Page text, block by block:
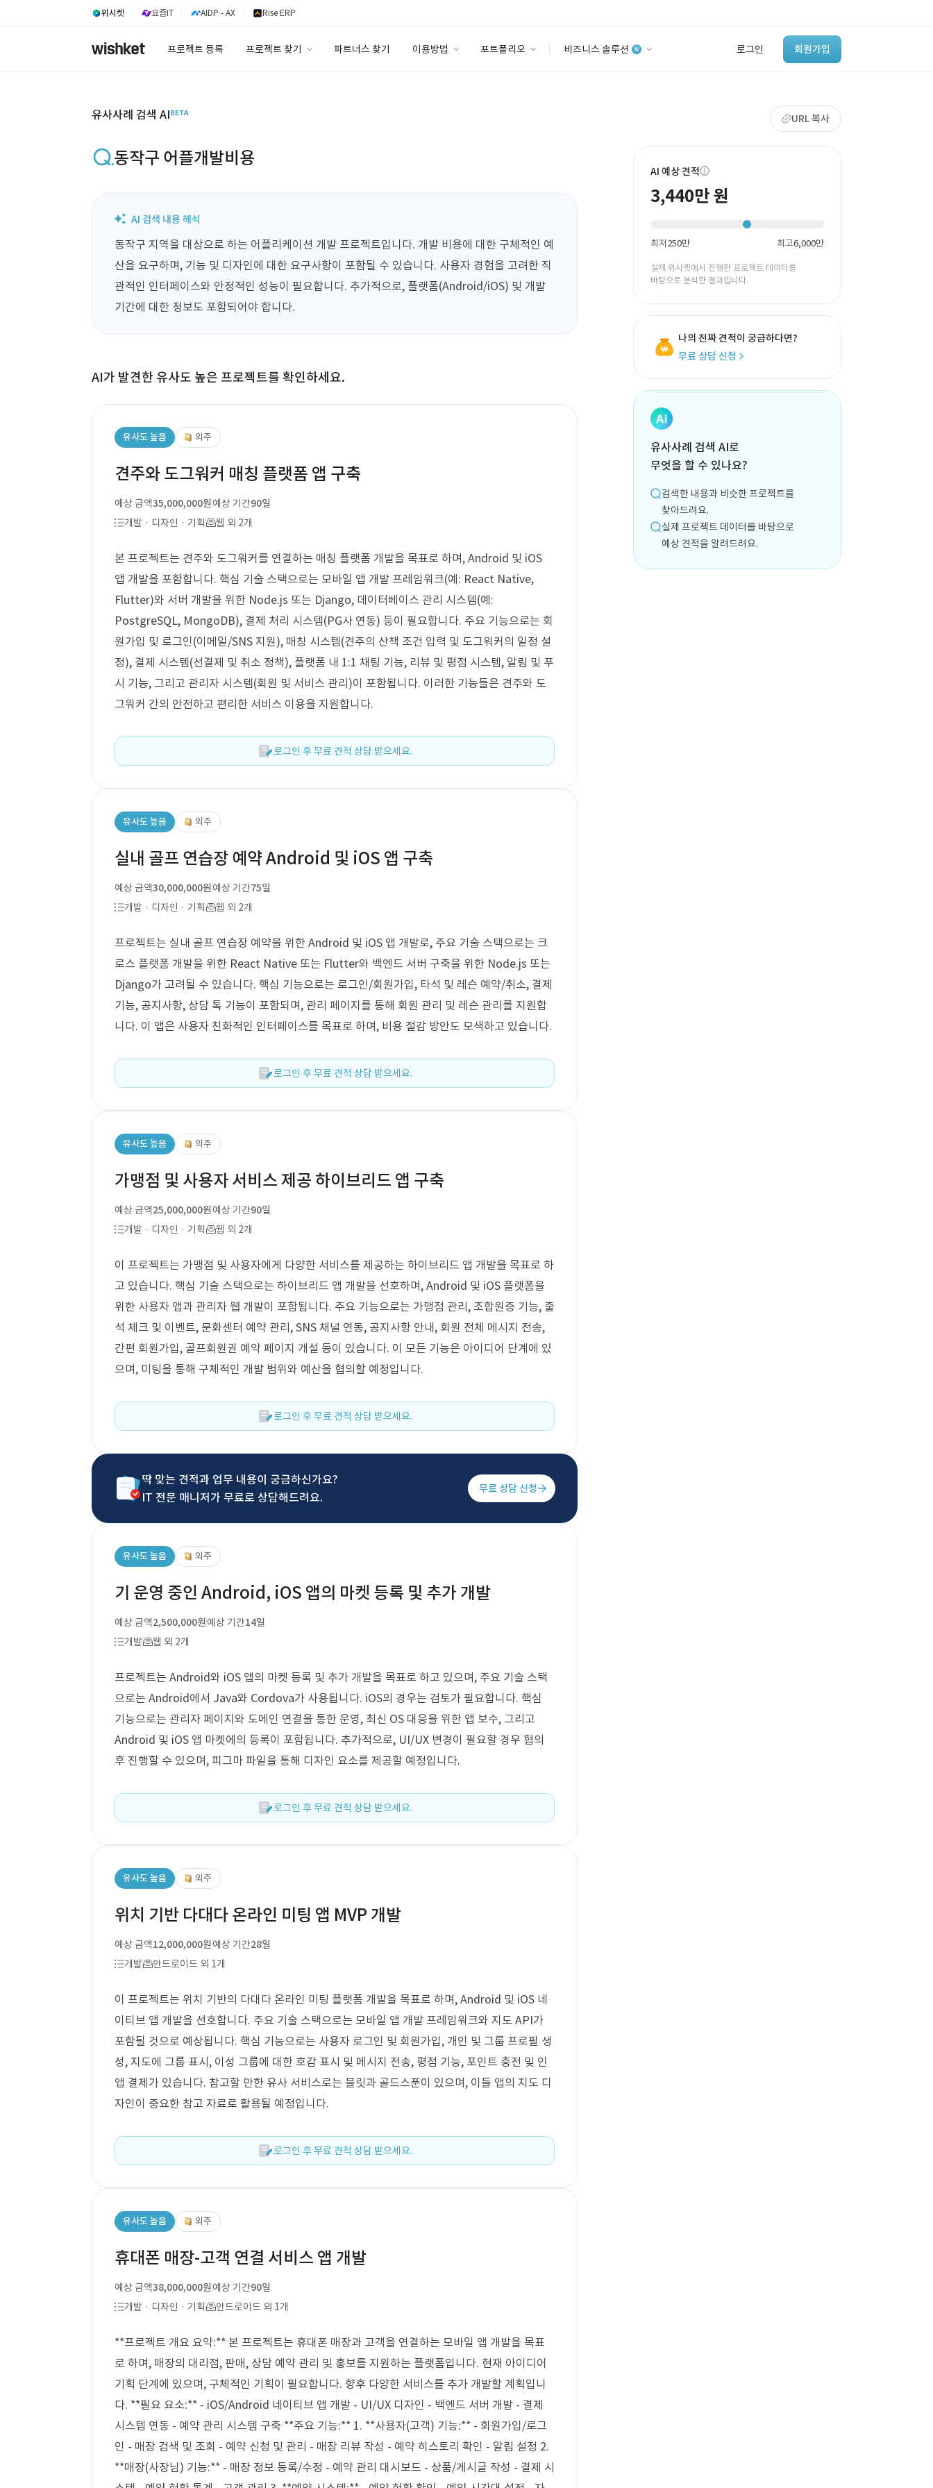
위시켓 요즘IT AIDP - AX Rise ERP
프로젝트 등록 프로젝트 찾기 파트너스 찾기 이용방법 포트폴리오 비즈니스 솔루션 로그인 회원가입
‘이런 거’ 만들어본
개발 회사 있어?
바로가기
유사사례 검색 AI URL 복사
동작구 어플개발비용
동작구 지역을 대상으로 하는 어플리케이션 개발 프로젝트입니다. 개발 비용에 대한 구체적인 예
산을 요구하며, 기능 및 디자인에 대한 요구사항이 포함될 수 있습니다. 사용자 경험을 고려한 직
관적인 인터페이스와 안정적인 성능이 필요합니다. 추가적으로, 플랫폼(Android/iOS) 및 개발
기간에 대한 정보도 포함되어야 합니다.
AI가 발견한 유사도 높은 프로젝트를 확인하세요.
유사도 높음 외주
견주와 도그워커 매칭 플랫폼 앱 구축
예상 금액35,000,000원예상 기간90일
개발 · 디자인 · 기획
웹 외 2개
본 프로젝트는 견주와 도그워커를 연결하는 매칭 플랫폼 개발을 목표로 하며, Android 및 iOS
앱 개발을 포함합니다. 핵심 기술 스택으로는 모바일 앱 개발 프레임워크(예: React Native,
Flutter)와 서버 개발을 위한 Node.js 또는 Django, 데이터베이스 관리 시스템(예:
PostgreSQL, MongoDB), 결제 처리 시스템(PG사 연동) 등이 필요합니다. 주요 기능으로는 회
원가입 및 로그인(이메일/SNS 지원), 매칭 시스템(견주의 산책 조건 입력 및 도그워커의 일정 설
정), 결제 시스템(선결제 및 취소 정책), 플랫폼 내 1:1 채팅 기능, 리뷰 및 평점 시스템, 알림 및 푸
시 기능, 그리고 관리자 시스템(회원 및 서비스 관리)이 포함됩니다. 이러한 기능들은 견주와 도
그워커 간의 안전하고 편리한 서비스 이용을 지원합니다.
로그인 후 무료 견적 상담 받으세요.
유사도 높음 외주
실내 골프 연습장 예약 Android 및 iOS 앱 구축
예상 금액30,000,000원예상 기간75일
개발 · 디자인 · 기획
웹 외 2개
프로젝트는 실내 골프 연습장 예약을 위한 Android 및 iOS 앱 개발로, 주요 기술 스택으로는 크
로스 플랫폼 개발을 위한 React Native 또는 Flutter와 백엔드 서버 구축을 위한 Node.js 또는
Django가 고려될 수 있습니다. 핵심 기능으로는 로그인/회원가입, 타석 및 레슨 예약/취소, 결제
기능, 공지사항, 상담 톡 기능이 포함되며, 관리 페이지를 통해 회원 관리 및 레슨 관리를 지원합
니다. 이 앱은 사용자 친화적인 인터페이스를 목표로 하며, 비용 절감 방안도 모색하고 있습니다.
로그인 후 무료 견적 상담 받으세요.
유사도 높음 외주
가맹점 및 사용자 서비스 제공 하이브리드 앱 구축
예상 금액25,000,000원예상 기간90일
개발 · 디자인 · 기획
웹 외 2개
이 프로젝트는 가맹점 및 사용자에게 다양한 서비스를 제공하는 하이브리드 앱 개발을 목표로 하
고 있습니다. 핵심 기술 스택으로는 하이브리드 앱 개발을 선호하며, Android 및 iOS 플랫폼을
위한 사용자 앱과 관리자 웹 개발이 포함됩니다. 주요 기능으로는 가맹점 관리, 조합원증 기능, 출
석 체크 및 이벤트, 문화센터 예약 관리, SNS 채널 연동, 공지사항 안내, 회원 전체 메시지 전송,
간편 회원가입, 골프회원권 예약 페이지 개설 등이 있습니다. 이 모든 기능은 아이디어 단계에 있
으며, 미팅을 통해 구체적인 개발 범위와 예산을 협의할 예정입니다.
로그인 후 무료 견적 상담 받으세요.
딱 맞는 견적과 업무 내용이 궁금하신가요?
IT 전문 매니저가 무료로 상담해드려요.
무료 상담 신청
유사도 높음 외주
기 운영 중인 Android, iOS 앱의 마켓 등록 및 추가 개발
예상 금액2,500,000원예상 기간14일
개발
웹 외 2개
프로젝트는 Android와 iOS 앱의 마켓 등록 및 추가 개발을 목표로 하고 있으며, 주요 기술 스택
으로는 Android에서 Java와 Cordova가 사용됩니다. iOS의 경우는 검토가 필요합니다. 핵심
기능으로는 관리자 페이지와 도메인 연결을 통한 운영, 최신 OS 대응을 위한 앱 보수, 그리고
Android 및 iOS 앱 마켓에의 등록이 포함됩니다. 추가적으로, UI/UX 변경이 필요할 경우 협의
후 진행할 수 있으며, 피그마 파일을 통해 디자인 요소를 제공할 예정입니다.
로그인 후 무료 견적 상담 받으세요.
유사도 높음 외주
위치 기반 다대다 온라인 미팅 앱 MVP 개발
예상 금액12,000,000원예상 기간28일
개발
안드로이드 외 1개
이 프로젝트는 위치 기반의 다대다 온라인 미팅 플랫폼 개발을 목표로 하며, Android 및 iOS 네
이티브 앱 개발을 선호합니다. 주요 기술 스택으로는 모바일 앱 개발 프레임워크와 지도 API가
포함될 것으로 예상됩니다. 핵심 기능으로는 사용자 로그인 및 회원가입, 개인 및 그룹 프로필 생
성, 지도에 그룹 표시, 이성 그룹에 대한 호감 표시 및 메시지 전송, 평점 기능, 포인트 충전 및 인
앱 결제가 있습니다. 참고할 만한 유사 서비스로는 블릿과 골드스푼이 있으며, 이들 앱의 지도 디
자인이 중요한 참고 자료로 활용될 예정입니다.
로그인 후 무료 견적 상담 받으세요.
유사도 높음 외주
휴대폰 매장-고객 연결 서비스 앱 개발
예상 금액38,000,000원예상 기간90일
개발 · 디자인 · 기획
안드로이드 외 1개
**프로젝트 개요 요약:** 본 프로젝트는 휴대폰 매장과 고객을 연결하는 모바일 앱 개발을 목표
로 하며, 매장의 대리점, 판매, 상담 예약 관리 및 홍보를 지원하는 플랫폼입니다. 현재 아이디어
기획 단계에 있으며, 구체적인 기획이 필요합니다. 향후 다양한 서비스를 추가 개발할 계획입니
다. **필요 요소:** - iOS/Android 네이티브 앱 개발 - UI/UX 디자인 - 백엔드 서버 개발 - 결제
시스템 연동 - 예약 관리 시스템 구축 **주요 기능:** 1. **사용자(고객) 기능:** - 회원가입/로그
인 - 매장 검색 및 조회 - 예약 신청 및 관리 - 매장 리뷰 작성 - 예약 히스토리 확인 - 알림 설정 2.
**매장(사장님) 기능:** - 매장 정보 등록/수정 - 예약 관리 대시보드 - 상품/게시글 작성 - 결제 시
AI 예상 견적
3,440만 원
최저250만 최고6,000만
실제 위시켓에서 진행한 프로젝트 데이터를
바탕으로 분석한 결과입니다.
나의 진짜 견적이 궁금하다면?
무료 상담 신청
유사사례 검색 AI로
무엇을 할 수 있나요?
검색한 내용과 비슷한 프로젝트를
찾아드려요.
실제 프로젝트 데이터를 바탕으로
예상 견적을 알려드려요.